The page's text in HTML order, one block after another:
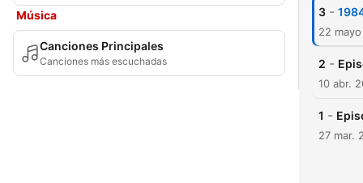
Música
Canciones Principales
Canciones más escuchadas
3 -
22
2 -
10 abr.
1 -
27 mar.